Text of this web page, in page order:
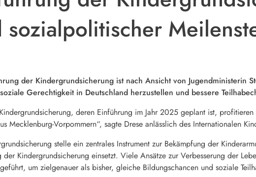
sozialpolitischer
der Kindergrundsicherung ist nach Ansicht von Jugendministerin
Gerechtigkeit in Deutschland herzustellen und bessere
deren Einführung im Jahr 2025 geplant ist,
Mecklenburg-Vorpommern“, sagte Drese anlässlich des Internationalen
stelle ein zentrales Instrument zur Bekämpfung der
der Kindergrundsicherung einsetzt. Viele Ansätze zur Verbesserung der
um zielgenauer als bisher, gleiche Bildungschancen und soziale